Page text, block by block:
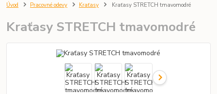
Úvod Pracovné odevy Kraťasy Kraťasy STRETCH tmavomodré
Kraťasy STRETCH tmavomodré